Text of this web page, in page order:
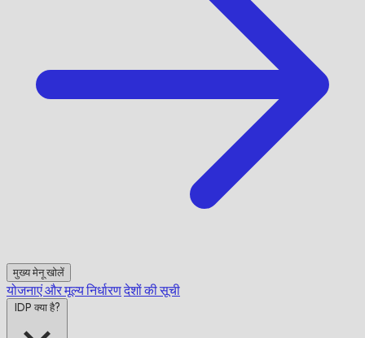
मुख्य मेनू खोलें
योजनाएं और मूल्य निर्धारणदेशों की सूची
IDP क्या है?